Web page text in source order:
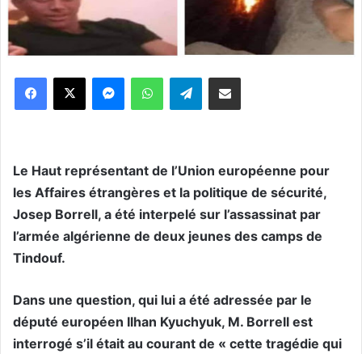
WhatsApp Telegram
Le Haut représentant de l’Union européenne pour
les Affaires étrangères et la politique de sécurité,
Josep Borrell, a été interpelé sur l’assassinat par
l’armée algérienne de deux jeunes des camps de
Tindouf.
Dans une question, qui lui a été adressée par le
député européen Ilhan Kyuchyuk, M. Borrell est
interrogé s’il était au courant de « cette tragédie qui